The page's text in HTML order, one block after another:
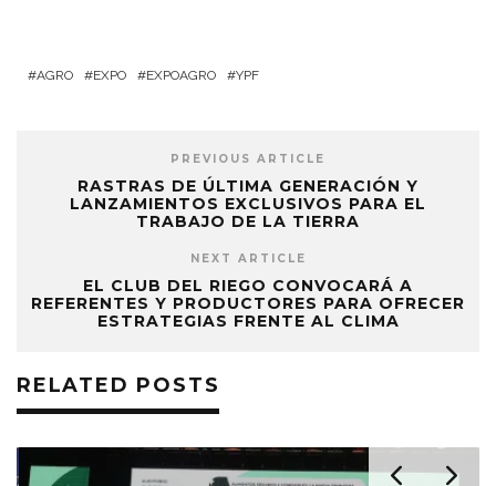
AGRO EXPO EXPOAGRO YPF
PREVIOUS ARTICLE
RASTRAS DE ÚLTIMA GENERACIÓN Y
LANZAMIENTOS EXCLUSIVOS PARA EL
TRABAJO DE LA TIERRA
NEXT ARTICLE
EL CLUB DEL RIEGO CONVOCARÁ A
REFERENTES Y PRODUCTORES PARA OFRECER
ESTRATEGIAS FRENTE AL CLIMA
RELATED POSTS